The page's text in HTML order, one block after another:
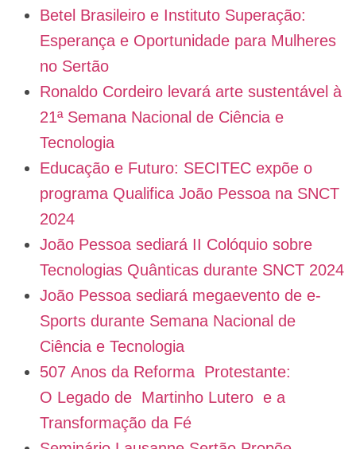
Betel Brasileiro e Instituto Superação:
Esperança e Oportunidade para Mulheres
no Sertão
Ronaldo Cordeiro levará arte sustentável à
21ª Semana Nacional de Ciência e
Tecnologia
Educação e Futuro: SECITEC expõe o
programa Qualifica João Pessoa na SNCT
2024
João Pessoa sediará II Colóquio sobre
Tecnologias Quânticas durante SNCT 2024
João Pessoa sediará megaevento de e-
Sports durante Semana Nacional de
Ciência e Tecnologia
507 Anos da Reforma Protestante:
O Legado de Martinho Lutero e a
Transformação da Fé